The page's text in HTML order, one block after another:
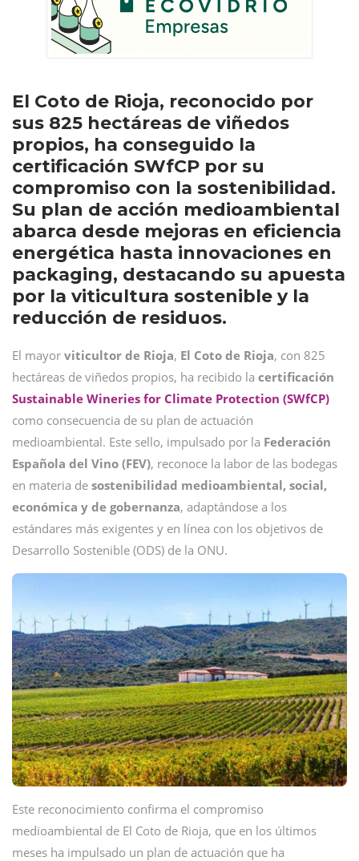
El Coto de Rioja, reconocido por
sus 825 hectáreas de viñedos
propios, ha conseguido la
certificación SWfCP por su
compromiso con la sostenibilidad.
Su plan de acción medioambiental
abarca desde mejoras en eficiencia
energética hasta innovaciones en
packaging, destacando su apuesta
por la viticultura sostenible y la
reducción de residuos.
El mayor viticultor de Rioja, El Coto de Rioja, con 825
hectáreas de viñedos propios, ha recibido la certificación
Sustainable Wineries for Climate Protection (SWfCP)
como consecuencia de su plan de actuación
medioambiental. Este sello, impulsado por la Federación
Española del Vino (FEV), reconoce la labor de las bodegas
en materia de sostenibilidad medioambiental, social,
económica y de gobernanza, adaptándose a los
estándares más exigentes y en línea con los objetivos de
Desarrollo Sostenible (ODS) de la ONU.
Este reconocimiento confirma el compromiso
medioambiental de El Coto de Rioja, que en los últimos
meses ha impulsado un plan de actuación que ha